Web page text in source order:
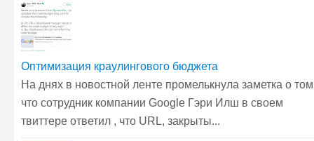
Оптимизация краулингового бюджета
На днях в новостной ленте промелькнула заметка о
что сотрудник компании Google Гэри Илш в своем
твиттере ответил , что URL, закрыты...